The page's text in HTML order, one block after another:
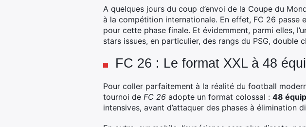
A quelques jours du coup d’envoi de la Coupe du
à la compétition internationale. En effet, FC 26 passe
pour cette phase finale. Et évidemment, parmi elles,
stars issues, en particulier, des rangs du PSG, double
FC 26 : Le format XXL à 48
Pour coller parfaitement à la réalité du football
tournoi de FC 26 adopte un format colossal : 48
intensives, avant d’attaquer des phases à élimination